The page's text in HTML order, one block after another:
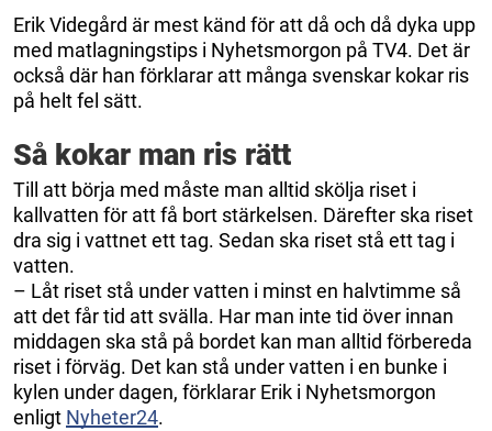
Erik Videgård är mest känd för att då och då dyka upp
med matlagningstips i Nyhetsmorgon på TV4. Det är
också där han förklarar att många svenskar kokar ris
på helt fel sätt.
Så kokar man ris rätt
Till att börja med måste man alltid skölja riset i
kallvatten för att få bort stärkelsen. Därefter ska riset
dra sig i vattnet ett tag. Sedan ska riset stå ett tag i
vatten.
– Låt riset stå under vatten i minst en halvtimme så
att det får tid att svälla. Har man inte tid över innan
middagen ska stå på bordet kan man alltid förbereda
riset i förväg. Det kan stå under vatten i en bunke i
kylen under dagen, förklarar Erik i Nyhetsmorgon
enligt Nyheter24.